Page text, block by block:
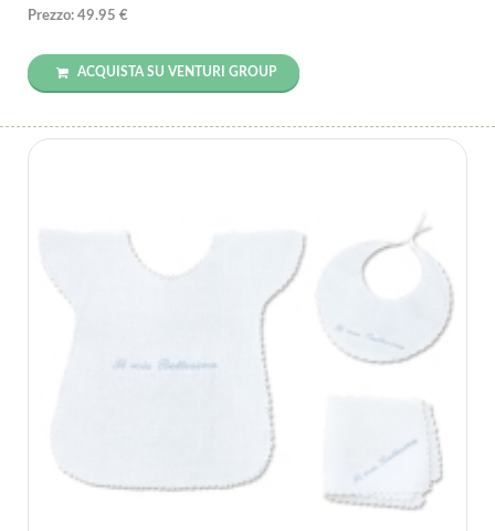
Prezzo: 49.95 €
ACQUISTA SU VENTURI GROUP